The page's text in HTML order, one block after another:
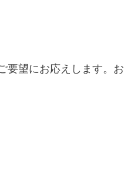
要望にお応えします。お